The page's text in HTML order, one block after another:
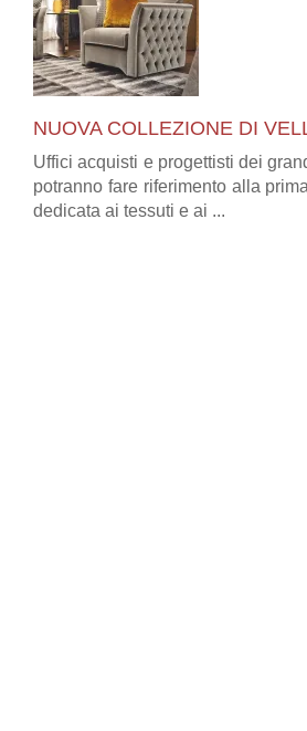
NUOVA COLLEZIONE DI
Uffici acquisti e progettisti dei
potranno fare riferimento alla
dedicata ai tessuti e ai ...